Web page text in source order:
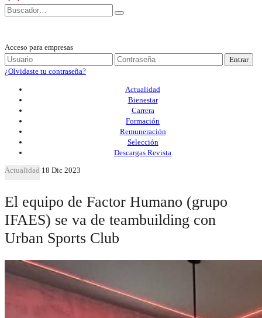
Acceso para empresas
Entrar
¿Olvidaste tu contraseña?
Actualidad
Bienestar
Carrera
Formación
Remuneración
Selección
Descargas Revista
Actualidad 18 Dic 2023
El equipo de Factor Humano (grupo
IFAES) se va de teambuilding con
Urban Sports Club